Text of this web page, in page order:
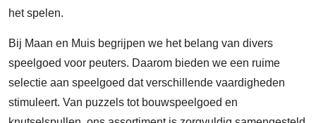
het spelen.
Bij Maan en Muis begrijpen we het belang van divers
speelgoed voor peuters. Daarom bieden we een ruime
selectie aan speelgoed dat verschillende vaardigheden
stimuleert. Van puzzels tot bouwspeelgoed en